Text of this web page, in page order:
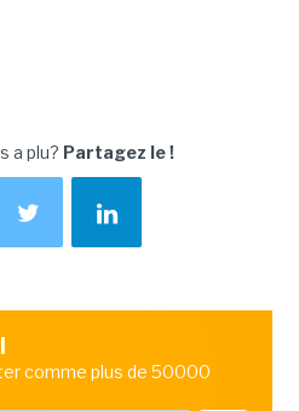
a plu? Partagez le !
comme plus de 50000